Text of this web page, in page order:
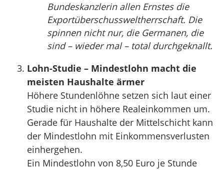
Bundeskanzlerin allen Ernstes die
Exportüberschussweltherrschaft. Die
spinnen nicht nur, die Germanen, die
sind – wieder mal – total durchgeknallt.
Lohn-Studie – Mindestlohn macht die
meisten Haushalte ärmer
Höhere Stundenlöhne setzen sich laut einer
Studie nicht in höhere Realeinkommen um.
Gerade für Haushalte der Mittelschicht kann
der Mindestlohn mit Einkommensverlusten
einhergehen.
Ein Mindestlohn von 8,50 Euro je Stunde